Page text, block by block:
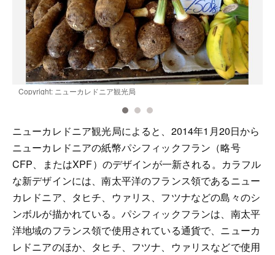
Copyright: ニューカレドニア観光局
ニューカレドニア観光局によると、2014年1月20日から
ニューカレドニアの紙幣パシフィックフラン（略号
CFP、またはXPF）のデザインが一新される。カラフル
な新デザインには、南太平洋のフランス領であるニュー
カレドニア、タヒチ、ウァリス、フツナなどの島々のシ
ンボルが描かれている。パシフィックフランは、南太平
洋地域のフランス領で使用されている通貨で、ニューカ
レドニアのほか、タヒチ、フツナ、ウァリスなどで使用